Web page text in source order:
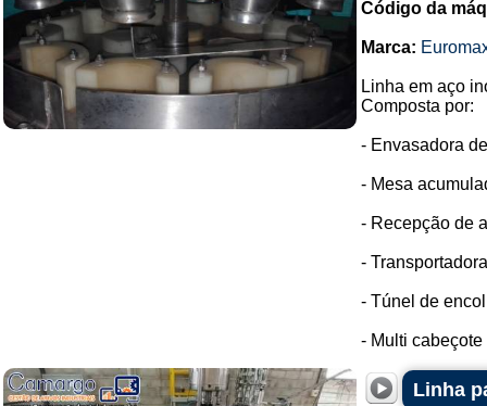
Código da
Marca:
Linha em aço
Composta por:
- Envasadora
- Mesa
- Recepção de
-
- Túnel de
- Multi cabeçote
Linha